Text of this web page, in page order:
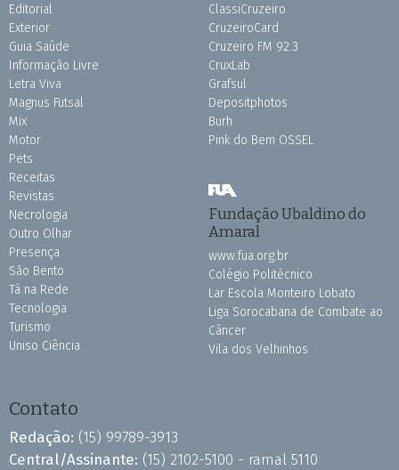
Editorial
Exterior
Guia Saúde
Informação Livre
Letra Viva
Magnus Futsal
Mix
Motor
Pets
Receitas
Revistas
Necrologia
Outro Olhar
Presença
São Bento
Tá na Rede
Tecnologia
Turismo
Uniso Ciência
ClassiCruzeiro
CruzeiroCard
Cruzeiro FM 92.3
CruxLab
Grafsul
Depositphotos
Burh
Pink do Bem OSSEL
Fundação Ubaldino do
Amaral
www.fua.org.br
Colégio Politécnico
Lar Escola Monteiro Lobato
Liga Sorocabana de Combate ao
Câncer
Vila dos Velhinhos
Contato
Redação: (15) 99789-3913
Central/Assinante: (15) 2102-5100 - ramal 5110